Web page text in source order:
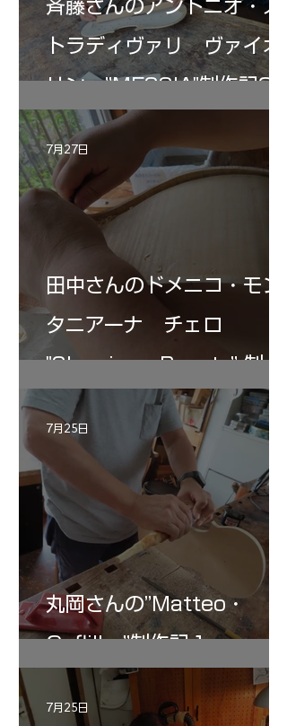
斉藤さんのアントニオ・ス
トラディヴァリ ヴァイオ
リン ”MESSIA"制作記33
田中さんのドメニコ・モン
タニアーナ チェロ
"Sleeping・Beauty” 制作
記 30
7月27日
丸岡さんの”Matteo・
Gofliller”制作記１
7月25日
7月25日